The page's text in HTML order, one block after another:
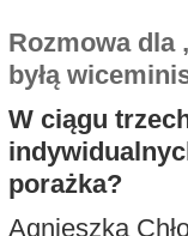
Rozmowa dla
byłą
W ciągu
porażka?
Agnieszka